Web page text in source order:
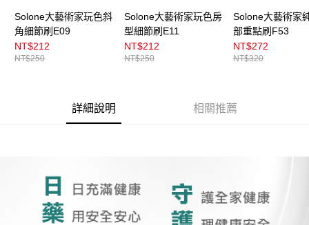
每筆NT$100，滿NT$399(含以上)免運費
Solone大藝術家玩色斜
角細節刷E09
NT$212
NT$250
Solone大藝術家玩色房
型細節刷E11
NT$212
NT$250
Solone大藝術家
部重點刷F53
NT$272
NT$320
詳細說明 相關推薦